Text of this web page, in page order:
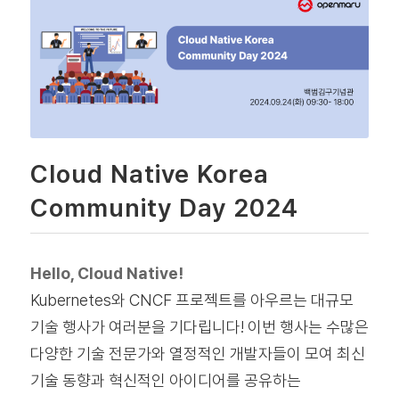
Cloud Native Korea
Community Day 2024
Hello, Cloud Native!
Kubernetes와 CNCF 프로젝트를 아우르는 대규모
기술 행사가 여러분을 기다립니다! 이번 행사는 수많은
다양한 기술 전문가와 열정적인 개발자들이 모여 최신
기술 동향과 혁신적인 아이디어를 공유하는